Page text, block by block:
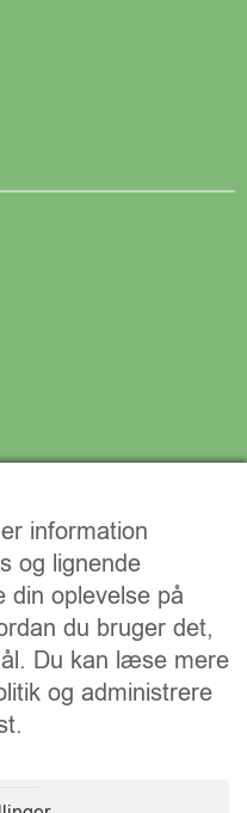
information
og lignende
din oplevelse på
du bruger det,
Du kan læse mere
og administrere